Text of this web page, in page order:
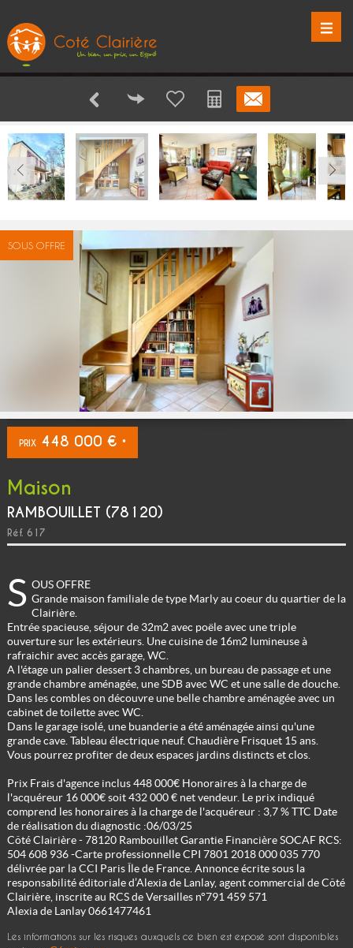
SOUS OFFRE
PRIX448 000 € *
Maison
RAMBOUILLET (78120)
Réf. 617
S OUS OFFRE
Grande maison familiale de type Marly au coeur du quartier de la
Clairière.
Entrée spacieuse, séjour de 32m2 avec poële avec une triple
ouverture sur les extérieurs. Une cuisine de 16m2 lumineuse à
rafraichir avec accès garage, WC.
A l'étage un palier dessert 3 chambres, un bureau de passage et une
grande chambre aménagée, une SDB avec WC et une salle de douche.
Dans les combles on découvre une belle chambre aménagée avec un
cabinet de toilette avec WC.
Dans le garage isolé, une buanderie a été aménagée ainsi qu'une
grande cave. Tableau électrique neuf. Chaudière Frisquet 15 ans.
Vous pourrez profiter de deux espaces jardins distincts et clos.
Prix Frais d'agence inclus 448 000€ Honoraires à la charge de
l'acquéreur 16 000€ soit 432 000 € net vendeur. Le prix indiqué
comprend les honoraires à la charge de l'acquéreur : 3,7 % TTC Date
de réalisation du diagnostic :06/03/25
Côté Clairière - 78120 Rambouillet Garantie Financière SOCAF RCS:
504 608 936 -Carte professionnelle CPI 7801 2018 000 035 770
délivrée par la CCI Paris Île de France. Annonce écrite sous la
responsabilité éditoriale d’Alexia de Lanlay, agent commercial de Côté
Clairière, inscrite au RCS de Versailles n°791 459 571
Alexia de Lanlay 0661477461
Les informations sur les risques auxquels ce bien est exposé sont disponibles